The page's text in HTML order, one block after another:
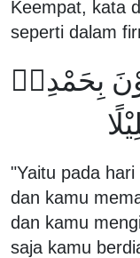
Keempat, kata
seperti dalam
بِحَمْدِهٖ
"Yaitu pada
dan kamu
dan kamu
saja kamu